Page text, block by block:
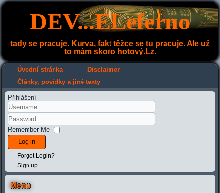
DEV...ELeferno
tady se pracuje. Kurva, fakt těžce se tu pracuje. Ale už
to mám skoro hotový.Lz.
Úvodní stránka Disclaimer
Články, povídky a jiné texty
Přihlášení
Remember Me
Log in
Forgot Login?
Sign up
Menu